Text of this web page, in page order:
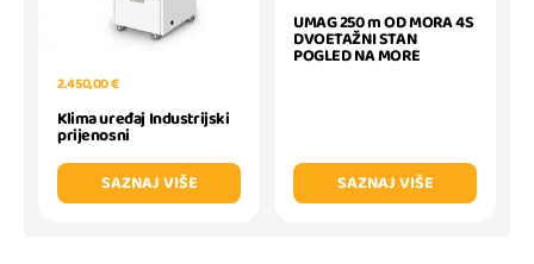
2.450,00 €
Klima uređaj Industrijski
prijenosni
SAZNAJ VIŠE
UMAG 250 m OD MORA 4S
DVOETAŽNI STAN
POGLED NA MORE
SAZNAJ VIŠE